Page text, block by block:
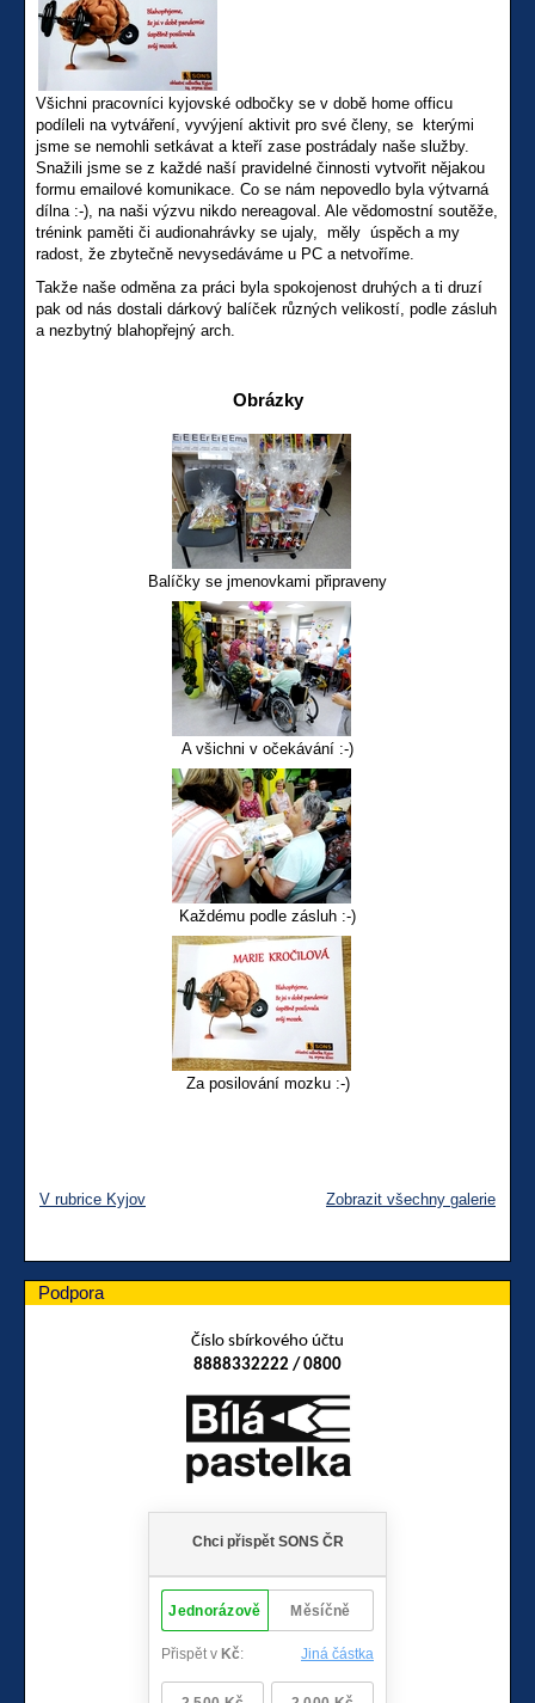
Všichni pracovníci kyjovské odbočky se v době home officu
podíleli na vytváření, vyvýjení aktivit pro své členy, se kterými
jsme se nemohli setkávat a kteří zase postrádaly naše služby.
Snažili jsme se z každé naší pravidelné činnosti vytvořit nějakou
formu emailové komunikace. Co se nám nepovedlo byla výtvarná
dílna :-), na naši výzvu nikdo nereagoval. Ale vědomostní soutěže,
trénink paměti či audionahrávky se ujaly, měly úspěch a my
radost, že zbytečně nevysedáváme u PC a netvoříme.
Takže naše odměna za práci byla spokojenost druhých a ti druzí
pak od nás dostali dárkový balíček různých velikostí, podle zásluh
a nezbytný blahopřejný arch.
Obrázky
Balíčky se jmenovkami připraveny
A všichni v očekávání :-)
Každému podle zásluh :-)
Za posilování mozku :-)
V rubrice Kyjov Zobrazit všechny galerie
Podpora
Číslo sbírkového účtu
8888332222 / 0800